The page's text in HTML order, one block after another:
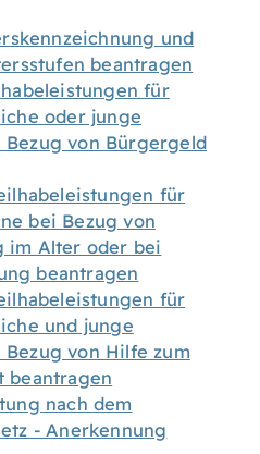
und
beantragen
für
oder junge
Bezug von Bürgergeld
für
bei Bezug von
im Alter oder bei
beantragen
für
und junge
Bezug von Hilfe zum
beantragen
nach dem
- Anerkennung